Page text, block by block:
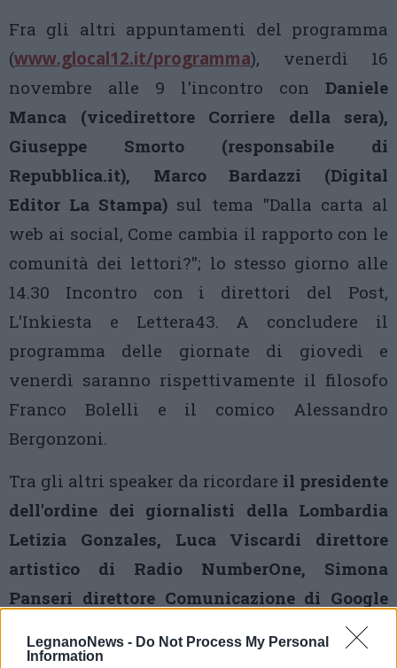
LegnanoNews - Do Not Process My Personal
Information
Fra gli altri appuntamenti del programma
(www.glocal12.it/programma), venerdì 16
novembre alle 9 l'incontro con Daniele
Manca (vicedirettore Corriere della sera),
Giuseppe Smorto (responsabile di
Repubblica.it), Marco Bardazzi (Digital
Editor La Stampa) sul tema "Dalla carta al
web ai social, Come cambia il rapporto con le
comunità dei lettori?"; lo stesso giorno alle
14.30 Incontro con i direttori del Post,
L'Inkiesta e Lettera43. A concludere il
programma delle giornate di giovedì e
venerdì saranno rispettivamente il filosofo
Franco Bolelli e il comico Alessandro
Bergonzoni.
Tra gli altri speaker da ricordare il presidente
dell'ordine dei giornalisti della Lombardia
Letizia Gonzales, Luca Viscardi direttore
artistico di Radio NumberOne, Simona
Panseri direttore Comunicazione di Google
. Nel festival rientra anche l'assemblea
annuale di Anso (Associazione nazionale